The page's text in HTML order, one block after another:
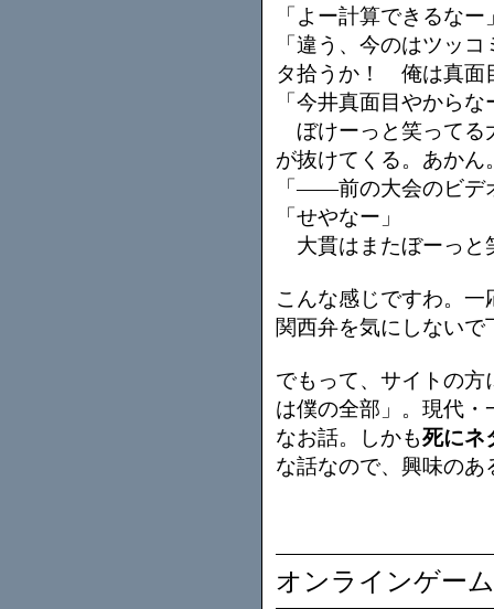
「よー計算できるなー
「違う、今のはツッ
タ拾うか！ 俺は真面
「今井真面目やからな
ぼけーっと笑ってる
が抜けてくる。あか
「――前の大会のビ
「せやなー」
大貫はまたぼーっと
こんな感じですわ。
関西弁を気にしない
でもって、サイトの
は僕の全部」。現代・
なお話。しかも死にネ
な話なので、興味の
オンラインゲー